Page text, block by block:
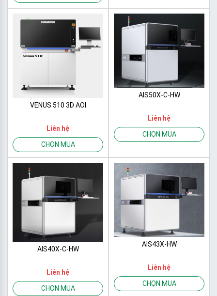
VENUS 510 3D AOI
Liên hệ
CHỌN MUA
AIS50X-C-HW
Liên hệ
CHỌN MUA
AIS40X-C-HW
Liên hệ
CHỌN MUA
AIS43X-HW
Liên hệ
CHỌN MUA